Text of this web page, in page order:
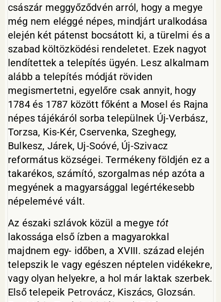
császár meggyőződvén arról, hogy a megye
még nem eléggé népes, mindjárt uralkodása
elején két pátenst bocsátott ki, a türelmi és a
szabad költözködési rendeletet. Ezek nagyot
lendítettek a telepítés ügyén. Lesz alkalmam
alább a telepítés módját röviden
megismertetni, egyelőre csak annyit, hogy
1784 és 1787 között főként a Mosel és Rajna
népes tájékáról sorba települnek Új-Verbász,
Torzsa, Kis-Kér, Cservenka, Szeghegy,
Bulkesz, Járek, Uj-Soóvé, Új-Szivacz
református községei. Termékeny földjén ez a
takarékos, számító, szorgalmas nép azóta a
megyének a magyarsággal legértékesebb
népelemévé vált.
Az északi szlávok közül a megyetót
lakossága első ízben a magyarokkal
majdnem egy- időben, a XVIII. század elején
telepszik le vagy egészen néptelen vidékekre,
vagy olyan helyekre, a hol már laktak szerbek.
Első telepeik Petrovácz, Kiszács, Glozsán.